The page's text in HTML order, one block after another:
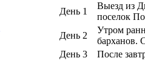
День 1
Выезд из
поселок
День 2
Утром
барханов.
День 3
После